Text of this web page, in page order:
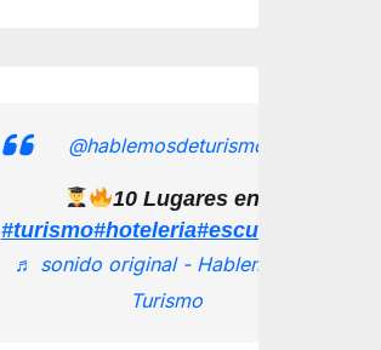
@hablemosdeturismomx
10 Lugares en los que
#turismo#hoteleria
♬ sonido original - Hablemos de
Turismo